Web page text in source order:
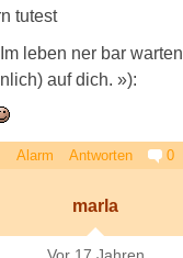
tutest
leben ner bar
auf dich. »):
Alarm Antworten 0
marla